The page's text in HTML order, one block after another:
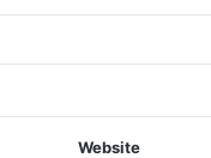
Website